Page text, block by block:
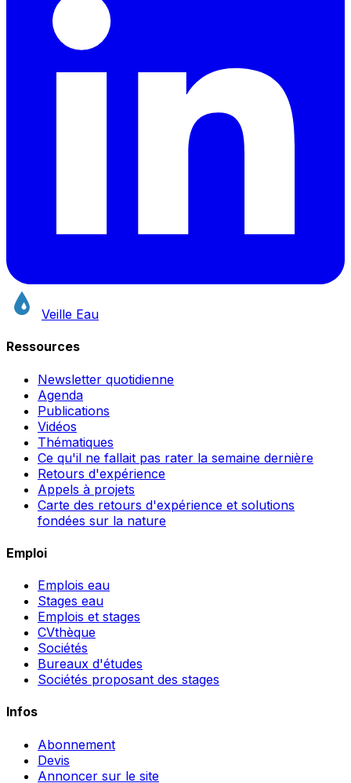
Veille Eau
Ressources
Newsletter quotidienne
Agenda
Publications
Vidéos
Thématiques
Ce qu'il ne fallait pas rater la semaine dernière
Retours d'expérience
Appels à projets
Carte des retours d'expérience et solutions
fondées sur la nature
Emploi
Emplois eau
Stages eau
Emplois et stages
CVthèque
Sociétés
Bureaux d'études
Sociétés proposant des stages
Infos
Abonnement
Devis
Annoncer sur le site